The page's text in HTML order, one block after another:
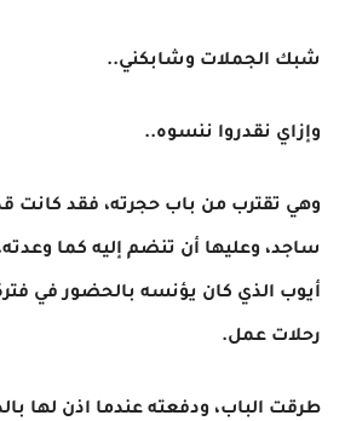
شبك الجملات وشابكني..
وإزاي نقدروا ننسوه..
وهي تقترب من باب حجرته، فقد كانت
ساجد، وعليها أن تنضم إليه كما
أيوب الذي كان يؤنسه بالحضور في فترة
رحلات عمل.
طرقت الباب، ودفعته عندما اذن لها